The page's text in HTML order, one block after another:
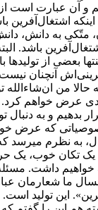
و آن عبارت است از
اشتغال‌آفرین
متّکی به دانش،
باشد.
بعضی از تولیدها
آنچنان
من ان‌شاءالله
عرض خواهم کرد.
بدهیم و به دنبال
که عرض
به نظرم میرسد
یک تکان خوب، یک
داشت.
ما شعارمان
این تولید